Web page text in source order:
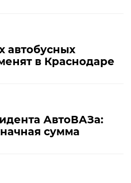
автобусных
в Краснодаре
АвтоВАЗа:
сумма